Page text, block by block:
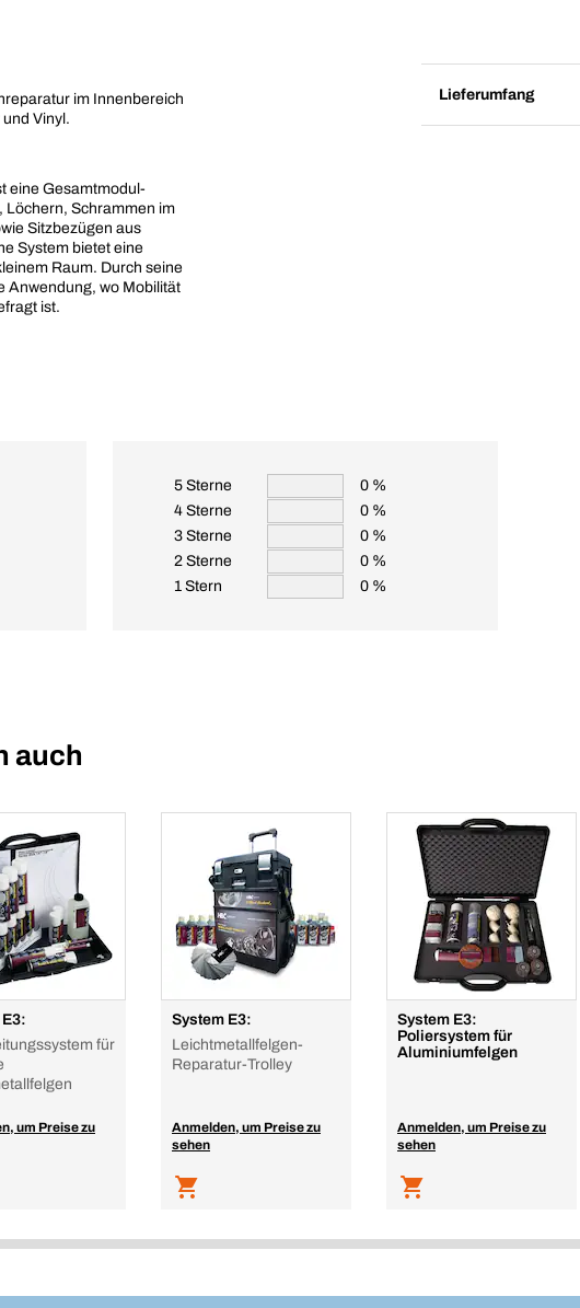
im Innenbereich
Vinyl.
eine Gesamtmodul-
Löchern, Schrammen im
Sitzbezügen aus
System bietet eine
Raum. Durch seine
Anwendung, wo Mobilität
ist.
Lieferumfang
5 Sterne
0 %
4 Sterne
0 %
3 Sterne
0 %
2 Sterne
0 %
1 Stern
0 %
auch
für
um Preise zu
System E3:
Leichtmetallfelgen-
Reparatur-Trolley
Anmelden, um Preise zu
sehen
System E3:
Poliersystem für
Aluminiumfelgen
Anmelden, um Preise zu
sehen